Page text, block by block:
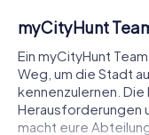
myCityHunt
Ein myCityHunt
Weg, um die Stadt
kennenzulernen.
Herausforderungen
macht eure